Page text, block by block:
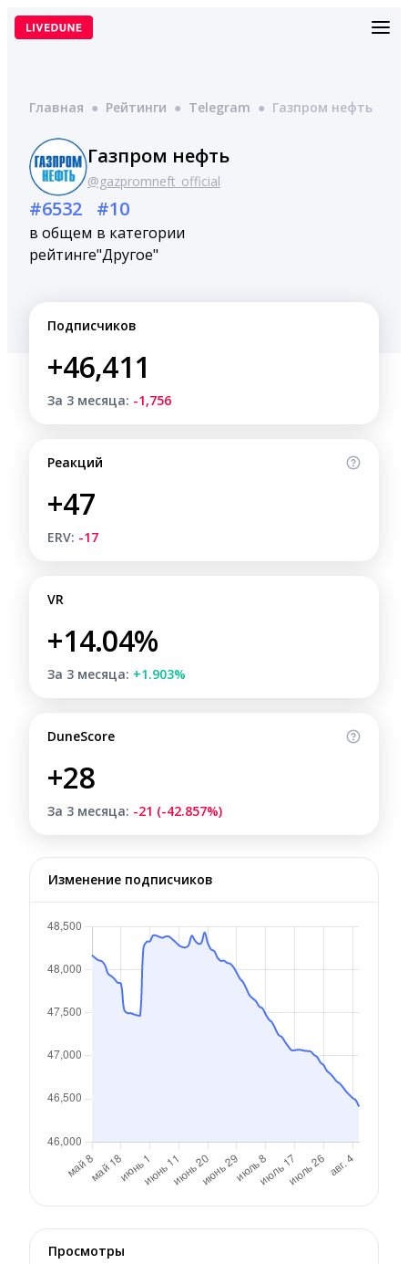
Перейти
Главная ● Рейтинги ● Telegram ● Газпром нефть
Газпром нефть
@gazpromneft_official
#6532
в общем
рейтинге
#10
в категории
"Другое"
Подписчиков
+46,411
За 3 месяца: -1,756
Реакций
+47
ERV: -17
VR
+14.04%
За 3 месяца: +1.903%
DuneScore
+28
За 3 месяца: -21 (-42.857%)
Изменение подписчиков
Просмотры